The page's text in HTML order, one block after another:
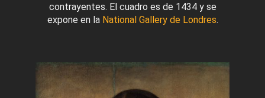
contrayentes. El cuadro es de 1434 y se
expone en la National Gallery de Londres.